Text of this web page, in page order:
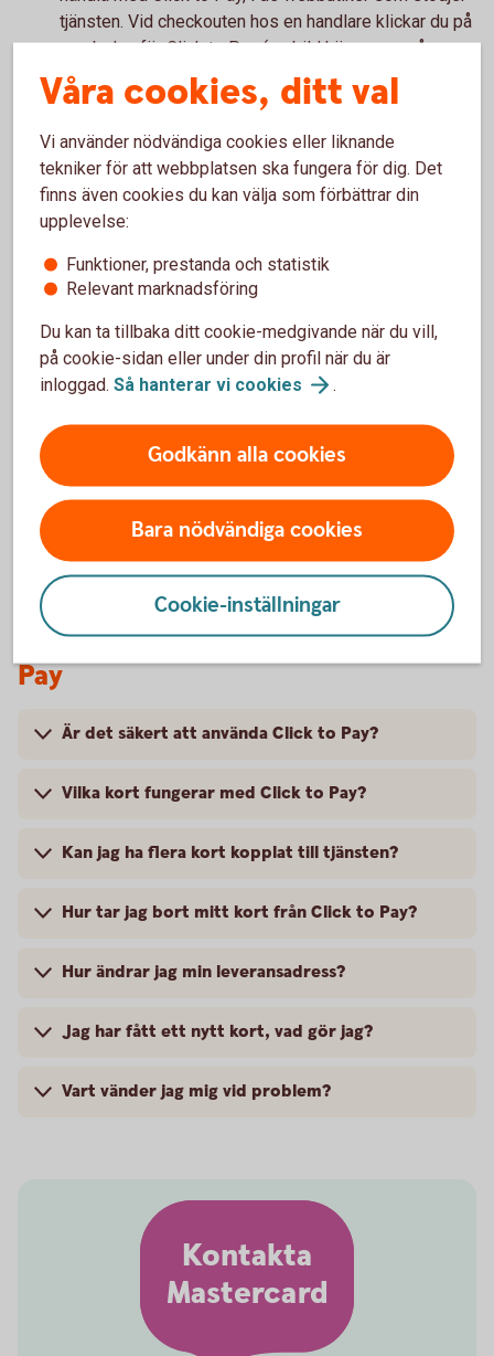
tjänsten. Vid checkouten hos en handlare klickar du på
symbolen för Click to Pay (se bild högre upp på
sidan). Du betalar smidigt med ett klick, eftersom
kortuppgifter och leveransadress redan är förifyllt.
Kom ihåg!
Glöm inte att du behöver slå på kortet för internetköp
internetköp i appen, under Kortinställningar.
Handla på nätet
Läs mer om hur du handlar om kort på nätet.
Handla på nätet medkort
Vanliga frågor och svar om Click to
Pay
Är det säkert att använda Click to Pay?
Vilka kort fungerar med Click to Pay?
Kan jag ha flera kort kopplat till tjänsten?
Hur tar jag bort mitt kort från Click to Pay?
Hur ändrar jag min leveransadress?
Jag har fått ett nytt kort, vad gör jag?
Vart vänder jag mig vid problem?
Kontakta
Mastercard
Våra cookies, ditt val
Vi använder nödvändiga cookies eller liknande
tekniker för att webbplatsen ska fungera för dig. Det
finns även cookies du kan välja som förbättrar din
upplevelse:
Funktioner, prestanda och statistik
Relevant marknadsföring
Du kan ta tillbaka ditt cookie-medgivande när du vill,
på cookie-sidan eller under din profil när du är
inloggad. Så hanterar vi cookies .
Godkänn alla cookies
Bara nödvändiga cookies
Cookie-inställningar